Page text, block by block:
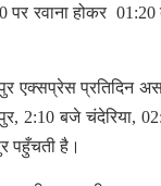
पर रवाना होकर
एक्सप्रेस प्रतिदिन
2:10 बजे चंदेरिया,
पहुँचती है।